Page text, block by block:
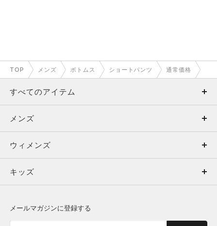
TOP メンズ ボトムス ショートパンツ 通常価格
すべてのアイテム
メンズ
ウィメンズ
キッズ
メンズ
トップス
ボトムス
ウィメンズ
トップス
キッズ
メールマガジンに登録する